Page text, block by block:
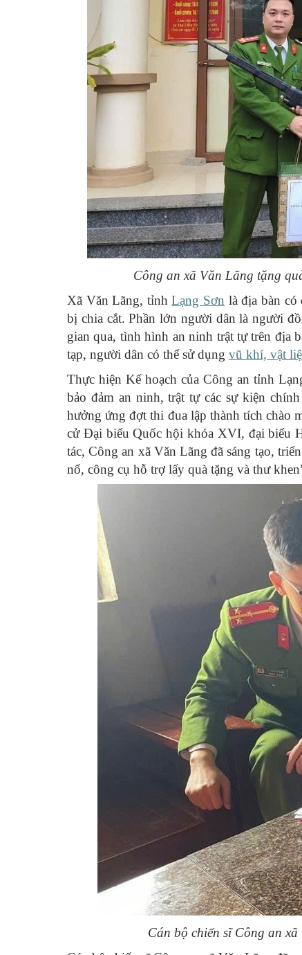
Công an xã Văn Lãng tặng
Xã Văn Lãng, tỉnhLạng Sơn là địa bàn
bị chia cắt. Phần lớn người dân là người
gian qua, tình hình an ninh trật tự trên địa
tạp, người dân có thể sử dụng vũ khí, vật
Thực hiện Kế hoạch của Công an tỉnh
bảo đảm an ninh, trật tự các sự kiện
hưởng ứng đợt thi đua lập thành tích chào
cử Đại biểu Quốc hội khóa XVI, đại biểu
tác, Công an xã Văn Lãng đã sáng tạo,
nổ, công cụ hỗ trợ lấy quà tặng và thư
Cán bộ chiến sĩ Công an